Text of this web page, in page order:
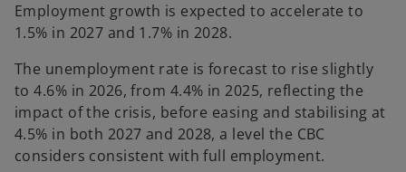
Employment growth is expected to accelerate to
1.5% in 2027 and 1.7% in 2028.
The unemployment rate is forecast to rise slightly
to 4.6% in 2026, from 4.4% in 2025, reflecting the
impact of the crisis, before easing and stabilising at
4.5% in both 2027 and 2028, a level the CBC
considers consistent with full employment.